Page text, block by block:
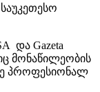
და Gazeta
მონაწილეობის
პროფესიონალ